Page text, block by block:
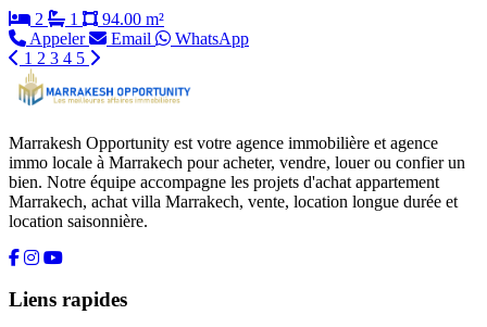
2
1
94.00 m²
Appeler
Email
WhatsApp
1 2 3 4 5
Marrakesh Opportunity est votre agence immobilière et agence
immo locale à Marrakech pour acheter, vendre, louer ou confier un
bien. Notre équipe accompagne les projets d'achat appartement
Marrakech, achat villa Marrakech, vente, location longue durée et
location saisonnière.
Liens rapides